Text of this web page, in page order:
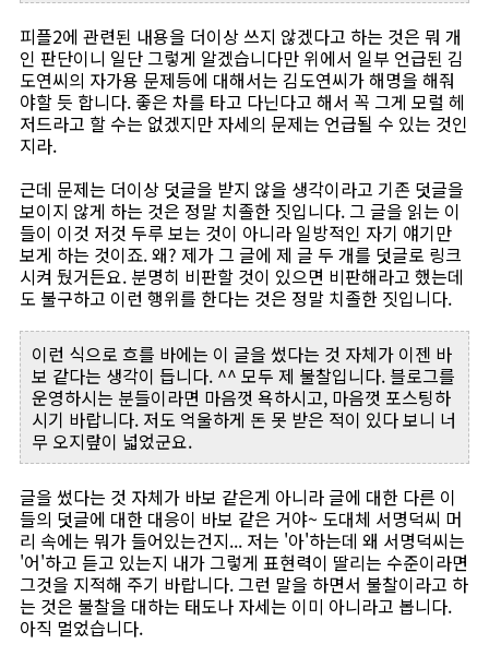
피플2에 관련된 내용을 더이상 쓰지 않겠다고 하는 것은 뭐 개
인 판단이니 일단 그렇게 알겠습니다만 위에서 일부 언급된 김
도연씨의 자가용 문제등에 대해서는 김도연씨가 해명을 해줘
야할 듯 합니다. 좋은 차를 타고 다닌다고 해서 꼭 그게 모럴 헤
저드라고 할 수는 없겠지만 자세의 문제는 언급될 수 있는 것인
지라.
근데 문제는 더이상 덧글을 받지 않을 생각이라고 기존 덧글을
보이지 않게 하는 것은 정말 치졸한 짓입니다. 그 글을 읽는 이
들이 이것 저것 두루 보는 것이 아니라 일방적인 자기 얘기만
보게 하는 것이죠. 왜? 제가 그 글에 제 글 두 개를 덧글로 링크
시켜 뒀거든요. 분명히 비판할 것이 있으면 비판해라고 했는데
도 불구하고 이런 행위를 한다는 것은 정말 치졸한 짓입니다.
이런 식으로 흐를 바에는 이 글을 썼다는 것 자체가 이젠 바
보 같다는 생각이 듭니다. ^^ 모두 제 불찰입니다. 블로그를
운영하시는 분들이라면 마음껏 욕하시고, 마음껏 포스팅하
시기 바랍니다. 저도 억울하게 돈 못 받은 적이 있다 보니 너
무 오지랖이 넓었군요.
글을 썼다는 것 자체가 바보 같은게 아니라 글에 대한 다른 이
들의 덧글에 대한 대응이 바보 같은 거야~ 도대체 서명덕씨 머
리 속에는 뭐가 들어있는건지... 저는 '아'하는데 왜 서명덕씨는
'어'하고 듣고 있는지 내가 그렇게 표현력이 딸리는 수준이라면
그것을 지적해 주기 바랍니다. 그런 말을 하면서 불찰이라고 하
는 것은 불찰을 대하는 태도나 자세는 이미 아니라고 봅니다.
아직 멀었습니다.